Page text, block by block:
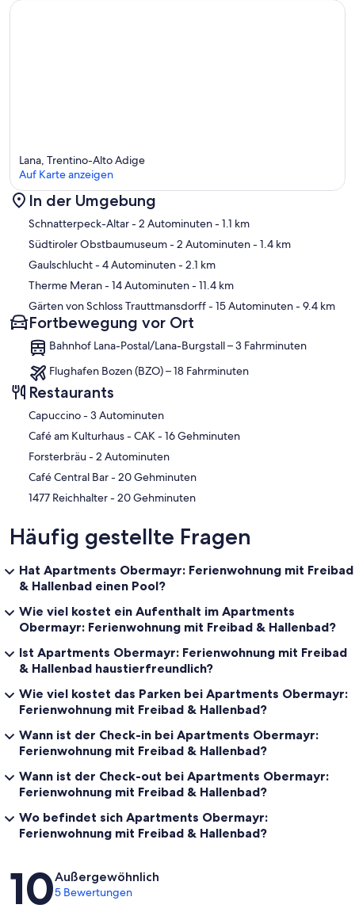
Karte
Lana, Trentino-Alto Adige
Auf Karte anzeigen
In der Umgebung
Schnatterpeck-Altar- 2 Autominuten- 1.1 km
Südtiroler Obstbaumuseum- 2 Autominuten- 1.4 km
Gaulschlucht- 4 Autominuten- 2.1 km
Therme Meran- 14 Autominuten- 11.4 km
Gärten von Schloss Trauttmansdorff- 15 Autominuten- 9.4 km
Fortbewegung vor Ort
Bahnhof Lana-Postal/Lana-Burgstall – 3 Fahrminuten
Flughafen Bozen (BZO) – 18 Fahrminuten
Restaurants
‪Capuccino - ‬3 Autominuten
‪Café am Kulturhaus - CAK - ‬16 Gehminuten
‪Forsterbräu - ‬2 Autominuten
‪Café Central Bar - ‬20 Gehminuten
‪1477 Reichhalter - ‬20 Gehminuten
Häufig gestellte Fragen
Hat Apartments Obermayr: Ferienwohnung mit Freibad
& Hallenbad einen Pool?
Wie viel kostet ein Aufenthalt im Apartments
Obermayr: Ferienwohnung mit Freibad & Hallenbad?
Ist Apartments Obermayr: Ferienwohnung mit Freibad
& Hallenbad haustierfreundlich?
Wie viel kostet das Parken bei Apartments Obermayr:
Ferienwohnung mit Freibad & Hallenbad?
Wann ist der Check-in bei Apartments Obermayr:
Ferienwohnung mit Freibad & Hallenbad?
Wann ist der Check-out bei Apartments Obermayr:
Ferienwohnung mit Freibad & Hallenbad?
Wo befindet sich Apartments Obermayr:
Ferienwohnung mit Freibad & Hallenbad?
Bewertungen
10Außergewöhnlich
5 Bewertungen